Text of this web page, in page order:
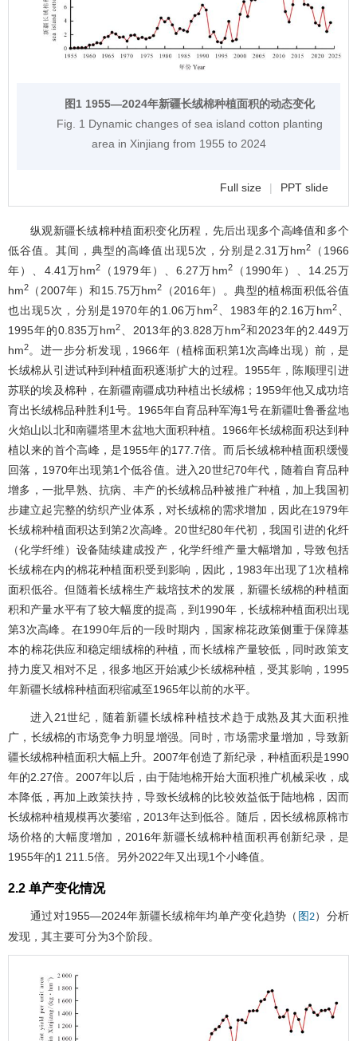
图1 1955―2024年新疆长绒棉种植面积的动态变化
Fig. 1 Dynamic changes of sea island cotton planting
area in Xinjiang from 1955 to 2024
Full size | PPT slide
纵观新疆长绒棉种植面积变化历程，先后出现多个高峰值和多个
低谷值。其间，典型的高峰值出现5次，分别是2.31万hm2（1966
年）、4.41万hm2 （1979年）、6.27万hm2（1990年）、14.25万
hm2 （2007年）和15.75万hm2
（2016年）。典型的植棉面积低谷值
也出现5次，分别是1970年的1.06万hm2 、1983年的2.16万hm2、
1995年的0.835万hm2 、2013年的3.828万hm2和2023年的2.449万
hm2。进一步分析发现，1966年（植棉面积第1次高峰出现）前，是
长绒棉从引进试种到种植面积逐渐扩大的过程。1955年，陈顺理引进
苏联的埃及棉种，在新疆南疆成功种植出长绒棉；1959年他又成功培
育出长绒棉品种胜利1号。1965年自育品种军海1号在新疆吐鲁番盆地
火焰山以北和南疆塔里木盆地大面积种植。1966年长绒棉面积达到种
植以来的首个高峰，是1955年的177.7倍。而后长绒棉种植面积缓慢
回落，1970年出现第1个低谷值。进入20世纪70年代，随着自育品种
增多，一批早熟、抗病、丰产的长绒棉品种被推广种植，加上我国初
步建立起完整的纺织产业体系，对长绒棉的需求增加，因此在1979年
长绒棉种植面积达到第2次高峰。20世纪80年代初，我国引进的化纤
（化学纤维）设备陆续建成投产，化学纤维产量大幅增加，导致包括
长绒棉在内的棉花种植面积受到影响，因此，1983年出现了1次植棉
面积低谷。但随着长绒棉生产栽培技术的发展，新疆长绒棉的种植面
积和产量水平有了较大幅度的提高，到1990年，长绒棉种植面积出现
第3次高峰。在1990年后的一段时期内，国家棉花政策侧重于保障基
本的棉花供应和稳定细绒棉的种植，而长绒棉产量较低，同时政策支
持力度又相对不足，很多地区开始减少长绒棉种植，受其影响，1995
年新疆长绒棉种植面积缩减至1965年以前的水平。
进入21世纪，随着新疆长绒棉种植技术趋于成熟及其大面积推
广，长绒棉的市场竞争力明显增强。同时，市场需求量增加，导致新
疆长绒棉种植面积大幅上升。2007年创造了新纪录，种植面积是1990
年的2.27倍。2007年以后，由于陆地棉开始大面积推广机械采收，成
本降低，再加上政策扶持，导致长绒棉的比较效益低于陆地棉，因而
长绒棉种植规模再次萎缩，2013年达到低谷。随后，因长绒棉原棉市
场价格的大幅度增加，2016年新疆长绒棉种植面积再创新纪录，是
1955年的1 211.5倍。另外2022年又出现1个小峰值。
2.2 单产变化情况
通过对1955―2024年新疆长绒棉年均单产变化趋势（ 图2）分析
发现，其主要可分为3个阶段。